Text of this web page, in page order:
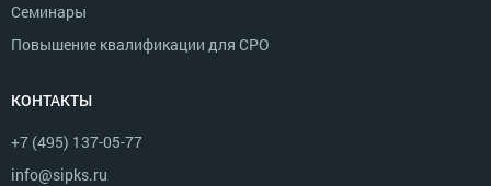
Семинары
Повышение квалификации для СРО
КОНТАКТЫ
+7 (495) 137-05-77
info@sipks.ru